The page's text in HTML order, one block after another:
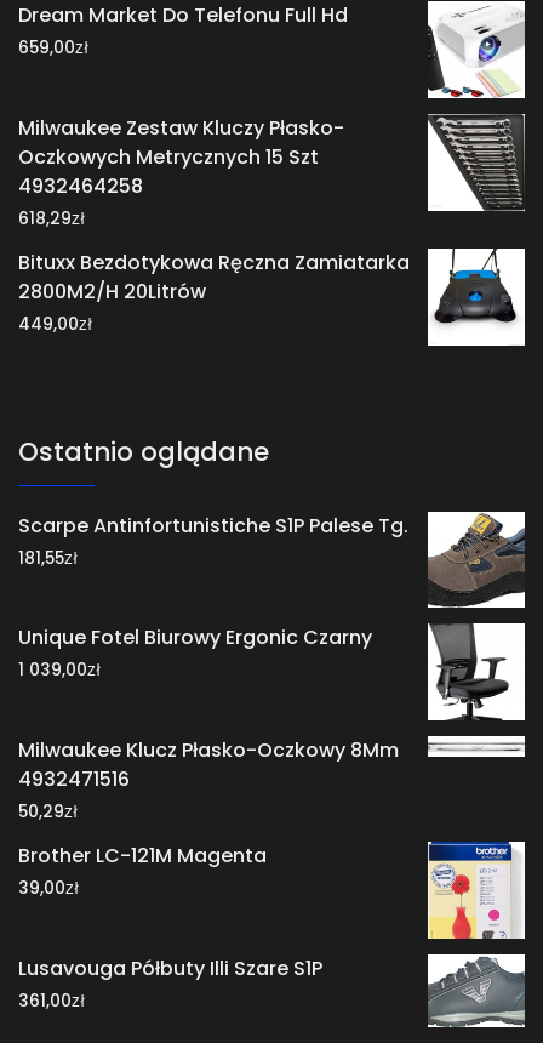
Dream Market Do Telefonu Full Hd
659,00zł
Milwaukee Zestaw Kluczy Płasko-
Oczkowych Metrycznych 15 Szt
4932464258
618,29zł
Bituxx Bezdotykowa Ręczna Zamiatarka
2800M2/H 20Litrów
449,00zł
Ostatnio oglądane
Scarpe Antinfortunistiche S1P Palese Tg.
181,55zł
Unique Fotel Biurowy Ergonic Czarny
1 039,00zł
Milwaukee Klucz Płasko-Oczkowy 8Mm
4932471516
50,29zł
Brother LC-121M Magenta
39,00zł
Lusavouga Półbuty Illi Szare S1P
361,00zł